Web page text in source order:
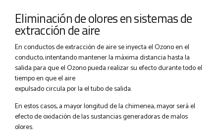
Eliminación de olores en sistemas de
extracción de aire
En conductos de extracción de aire se inyecta el Ozono en el
conducto, intentando mantener la máxima distancia hasta la
salida para que el Ozono pueda realizar su efecto durante todo el
tiempo en que el aire
expulsado circula por la el tubo de salida.
En estos casos, a mayor longitud de la chimenea, mayor será el
efecto de oxidación de las sustancias generadoras de malos
olores.